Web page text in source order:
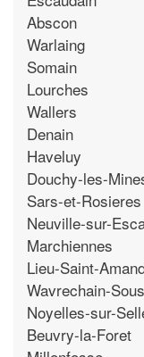
Abscon
Warlaing
Somain
Lourches
Wallers
Denain
Haveluy
Douchy-les-
Sars-et-Rosieres
Neuville-sur-
Marchiennes
Lieu-Saint-
Wavrechain-
Noyelles-sur-
Beuvry-la-Foret